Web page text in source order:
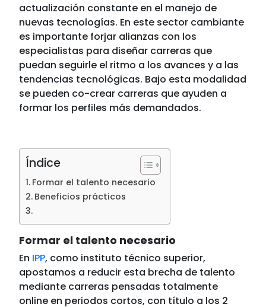
actualización constante en el manejo de
nuevas tecnologías. En este sector cambiante
es importante forjar alianzas con los
especialistas para diseñar carreras que
puedan seguirle el ritmo a los avances y a las
tendencias tecnológicas. Bajo esta modalidad
se pueden co-crear carreras que ayuden a
formar los perfiles más demandados.
Índice
Formar el talento necesario
Beneficios prácticos
Formar el talento necesario
En IPP, como instituto técnico superior,
apostamos a reducir esta brecha de talento
mediante carreras pensadas totalmente
online en periodos cortos, con título a los 2